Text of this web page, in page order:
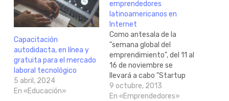
Capacitación
autodidacta, en línea y
gratuita para el mercado
laboral tecnológico
5 abril, 2024
En «Educación»
emprendedores
latinoamericanos en
Internet
Como antesala de la
"semana global del
emprendimiento", del 11 al
16 de noviembre se
llevará a cabo "Startup
Camp Latam", un
programa de
9 octubre, 2013
En «Emprendedores»